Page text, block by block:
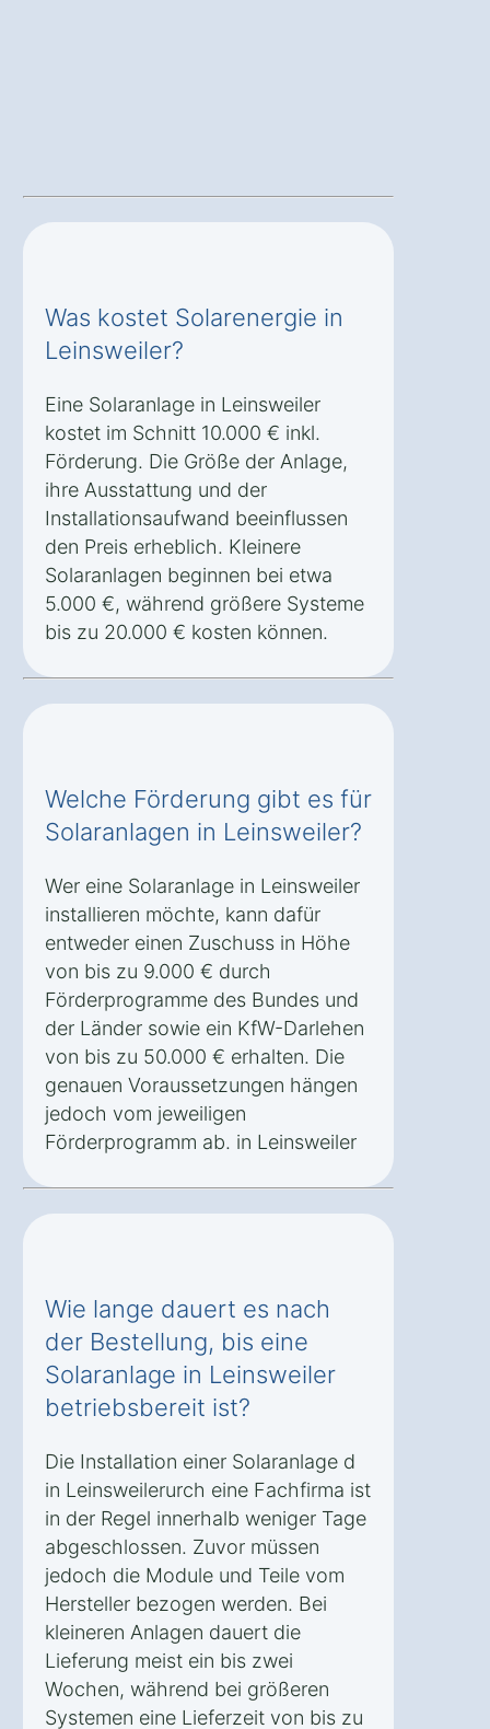
Was kostet Solarenergie in
Leinsweiler?
Eine Solaranlage in Leinsweiler
kostet im Schnitt 10.000 € inkl.
Förderung. Die Größe der Anlage,
ihre Ausstattung und der
Installationsaufwand beeinflussen
den Preis erheblich. Kleinere
Solaranlagen beginnen bei etwa
5.000 €, während größere Systeme
bis zu 20.000 € kosten können.
Welche Förderung gibt es für
Solaranlagen in Leinsweiler?
Wer eine Solaranlage in Leinsweiler
installieren möchte, kann dafür
entweder einen Zuschuss in Höhe
von bis zu 9.000 € durch
Förderprogramme des Bundes und
der Länder sowie ein KfW-Darlehen
von bis zu 50.000 € erhalten. Die
genauen Voraussetzungen hängen
jedoch vom jeweiligen
Förderprogramm ab. in Leinsweiler
Wie lange dauert es nach
der Bestellung, bis eine
Solaranlage in Leinsweiler
betriebsbereit ist?
Die Installation einer Solaranlage d
in Leinsweilerurch eine Fachfirma ist
in der Regel innerhalb weniger Tage
abgeschlossen. Zuvor müssen
jedoch die Module und Teile vom
Hersteller bezogen werden. Bei
kleineren Anlagen dauert die
Lieferung meist ein bis zwei
Wochen, während bei größeren
Systemen eine Lieferzeit von bis zu